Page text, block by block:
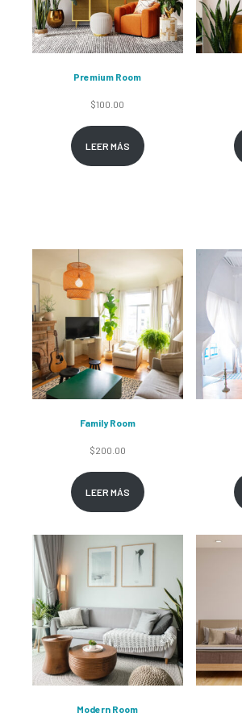
Premium Room
$100.00
LEER MÁS
Family Room
$200.00
LEER MÁS
Modern Room